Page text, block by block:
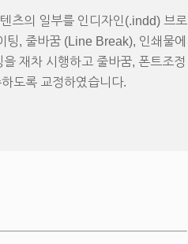
츠의 일부를 인디자인(.indd) 브로
팅, 줄바꿈 (Line Break), 인쇄물에
재차 시행하고 줄바꿈, 폰트조정
도록 교정하였습니다.